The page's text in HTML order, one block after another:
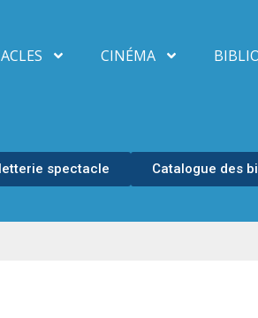
CINÉMA
spectacle Catalogue des